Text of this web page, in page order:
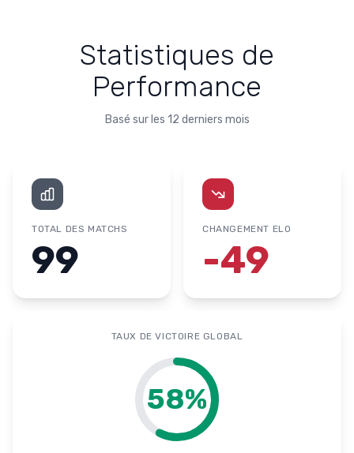
Statistiques de
Performance
Basé sur les 12 derniers mois
TOTAL DES MATCHS
99
CHANGEMENT ELO
-49
TAUX DE VICTOIRE GLOBAL
58%